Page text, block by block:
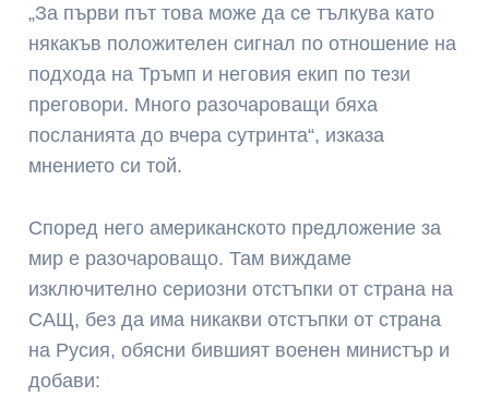
„За първи път това може да се тълкува като
някакъв положителен сигнал по отношение на
подхода на Тръмп и неговия екип по тези
преговори. Много разочароващи бяха
посланията до вчера сутринта“, изказа
мнението си той.
Според него американското предложение за
мир е разочароващо. Там виждаме
изключително сериозни отстъпки от страна на
САЩ, без да има никакви отстъпки от страна
на Русия, обясни бившият военен министър и
добави: